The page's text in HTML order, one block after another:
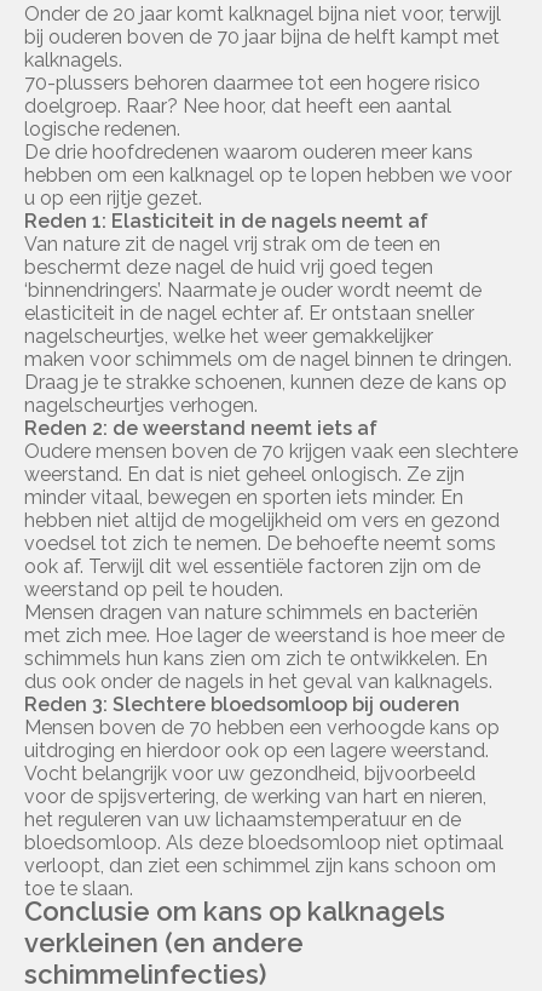
Onder de 20 jaar komt kalknagel bijna niet voor, terwijl
bij ouderen boven de 70 jaar bijna de helft kampt met
kalknagels.
70-plussers behoren daarmee tot een hogere risico
doelgroep. Raar? Nee hoor, dat heeft een aantal
logische redenen.
De drie hoofdredenen waarom ouderen meer kans
hebben om een kalknagel op te lopen hebben we voor
u op een rijtje gezet.
Reden 1: Elasticiteit in de nagels neemt af
Van nature zit de nagel vrij strak om de teen en
beschermt deze nagel de huid vrij goed tegen
‘binnendringers’. Naarmate je ouder wordt neemt de
elasticiteit in de nagel echter af. Er ontstaan sneller
nagelscheurtjes, welke het weer gemakkelijker
maken voor schimmels om de nagel binnen te dringen.
Draag je te strakke schoenen, kunnen deze de kans op
nagelscheurtjes verhogen.
Reden 2: de weerstand neemt iets af
Oudere mensen boven de 70 krijgen vaak een slechtere
weerstand. En dat is niet geheel onlogisch. Ze zijn
minder vitaal, bewegen en sporten iets minder. En
hebben niet altijd de mogelijkheid om vers en gezond
voedsel tot zich te nemen. De behoefte neemt soms
ook af. Terwijl dit wel essentiële factoren zijn om de
weerstand op peil te houden.
Mensen dragen van nature schimmels en bacteriën
met zich mee. Hoe lager de weerstand is hoe meer de
schimmels hun kans zien om zich te ontwikkelen. En
dus ook onder de nagels in het geval van kalknagels.
Reden 3: Slechtere bloedsomloop bij ouderen
Mensen boven de 70 hebben een verhoogde kans op
uitdroging en hierdoor ook op een lagere weerstand.
Vocht belangrijk voor uw gezondheid, bijvoorbeeld
voor de spijsvertering, de werking van hart en nieren,
het reguleren van uw lichaamstemperatuur en de
bloedsomloop. Als deze bloedsomloop niet optimaal
verloopt, dan ziet een schimmel zijn kans schoon om
toe te slaan.
Conclusie om kans op kalknagels
verkleinen (en andere
schimmelinfecties)